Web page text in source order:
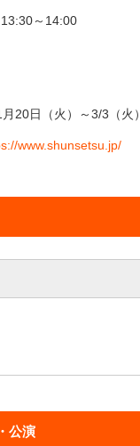
～14:00
20日（火）～3/3（火）
www.shunsetsu.jp/
公演